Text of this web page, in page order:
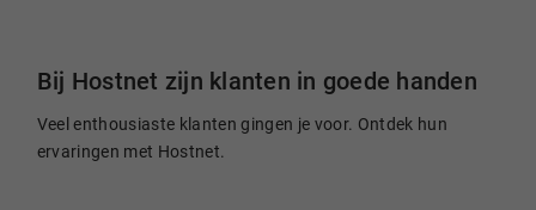
Bij Hostnet zijn klanten in goede handen
Veel enthousiaste klanten gingen je voor. Ontdek hun
ervaringen met Hostnet.